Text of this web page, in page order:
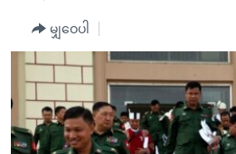
ကျော်
ကြည့်
ရန်
ပင်မ
အစ္စရေး-ပါလက်စတိုင်း
အင်္ဂလိပ်စာလေ့လာမယ်
အမေရိကန်သုံးအီဒီယံ
မကြေးမုံရဲ့ အင်္ဂလိပ်စာ
ရုပ်ရှင်ထဲက အင်္ဂလိပ်စာ
အပတ်စဉ်ကဏ္ဍများ
ရေဒီယို
တီဗွီ
ရေဒီယိုနှင့်ရုပ်သံ အချက်အလက်များ
ရေဒီယို/တီဗွီအစီအစဉ်
မျှဝေပါ